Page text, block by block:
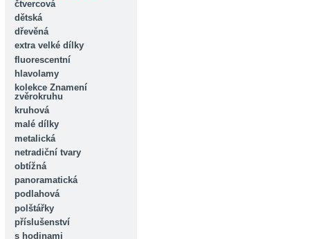
čtvercová
dětská
dřevěná
extra velké dílky
fluorescentní
hlavolamy
kolekce Znamení
zvěrokruhu
kruhová
malé dílky
metalická
netradiční tvary
obtížná
panoramatická
podlahová
polštářky
příslušenství
s hodinami